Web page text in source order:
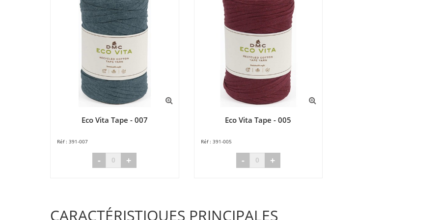
Eco Vita Tape - 007
391-007
- +
Eco Vita Tape - 005
391-005
- +
CARACTÉRISTIQUES PRINCIPALES